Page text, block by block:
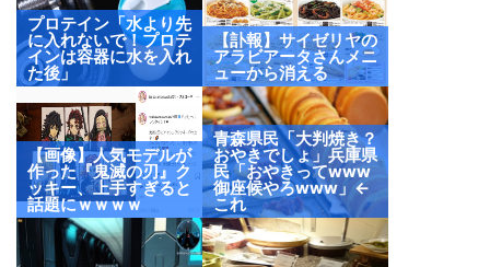
プロテイン「水より先
に入れないで！プロテ
インは容器に水を入れ
た後」
【訃報】サイゼリヤの
アラビアータさんメニ
ューから消える
【画像】人気モデルが
作った『鬼滅の刃』ク
ッキー、上手すぎると
話題にｗｗｗｗ
青森県民「大判焼き？
おやきでしょ」兵庫県
民「おやきってwww
御座候やろwww」←
これ